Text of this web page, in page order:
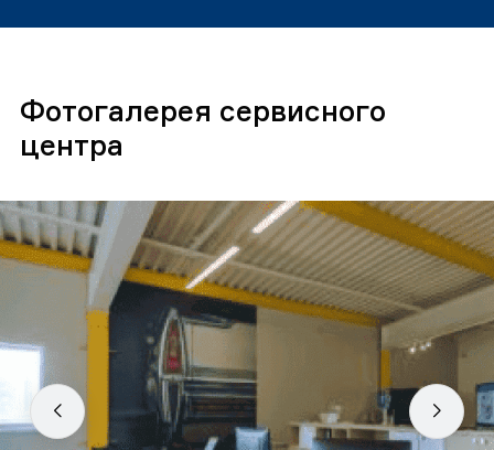
Фотогалерея сервисного
центра